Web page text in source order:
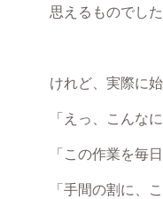
思えるものでした
けれど、実際に
「えっ、こんな
「この作業を毎
「手間の割に、